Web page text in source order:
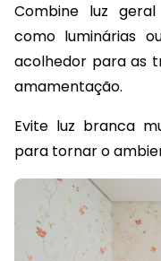
Combine luz
como luminárias
acolhedor para as
amamentação.
Evite luz branca
para tornar o